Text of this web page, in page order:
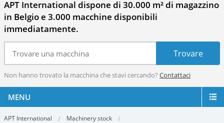
APT International dispone di 30.000 m² di magazzino
in Belgio e 3.000 macchine disponibili
immediatamente.
Non hanno trovato la macchina che stavi cercando? Contattaci
MENU
APT International
Machinery stock